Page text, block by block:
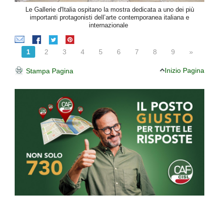
Le Gallerie d'Italia ospitano la mostra dedicata a uno dei più
importanti protagonisti dell’arte contemporanea italiana e
internazionale
1 2 3 4 5 6 7 8 9 »
Stampa Pagina Inizio Pagina